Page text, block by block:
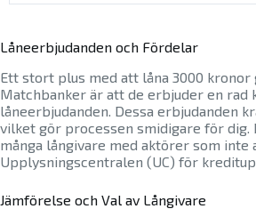
Låneerbjudanden och Fördelar
Ett stort plus med att låna 3000 kronor
Matchbanker är att de erbjuder en rad
låneerbjudanden. Dessa erbjudanden
vilket gör processen smidigare för dig.
många långivare med aktörer som inte
Upplysningscentralen (UC) för
Jämförelse och Val av Långivare